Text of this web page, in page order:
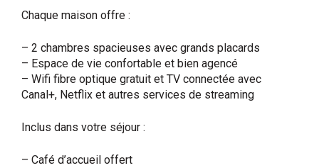
Chaque maison offre :
– 2 chambres spacieuses avec grands placards
– Espace de vie confortable et bien agencé
– Wifi fibre optique gratuit et TV connectée avec
Canal+, Netflix et autres services de streaming
Inclus dans votre séjour :
– Café d’accueil offert